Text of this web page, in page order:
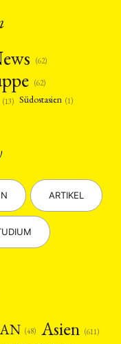
(62)
(62)
(13) Südostasien (1)
ARTIKEL
(48) Asien (611)